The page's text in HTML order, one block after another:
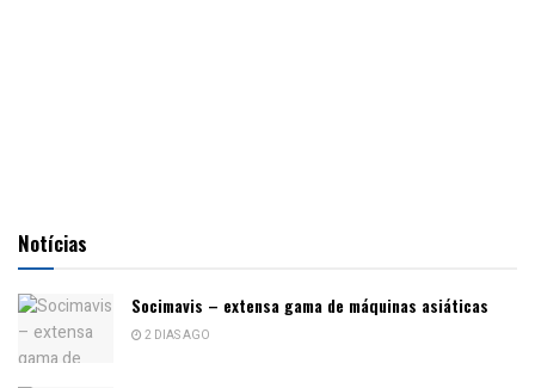
Notícias
Socimavis – extensa gama de máquinas asiáticas
2 DIAS AGO